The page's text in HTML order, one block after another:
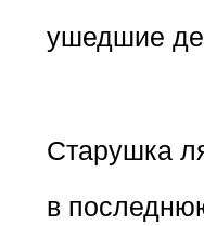
ушедшие
Старушка
в